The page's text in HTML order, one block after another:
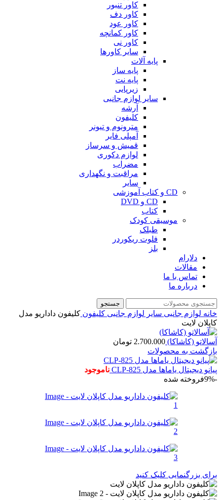
کاور تنبور
کاور دف
کاور عود
کاور کمانچه
کاور نی
سایر کاورها
پایه آلات
پایه ساز
پایه نت
زیرپایی
سایر لوازم جانبی
آرشه
کلیفون
مترونوم و تیونر
آمپلی فایر
قمیش و سرساز
لوازم دکوری
مضراب
مراقبت و نگهداری
سایر
CD و کتاب آموزشی
CD و DVD
کتاب
موسیقی کودک
طبلک
فلوت ریکوردر
بلز
دلارام
مقالات
تماس با ما
درباره ما
جستجو
خانه لوازم جانبی سایر لوازم جانبی کلیفون کلیفون داداریو مدل
کاپلان لایت
آسالاتو (کاشاکا) 2.700.000 تومان
بازگشت به محصولات
پیانو دیجیتال یاماها مدل CLP-825
ناموجود
-9%
فروخته شده
برای بزرگنمایی کلیک کنید